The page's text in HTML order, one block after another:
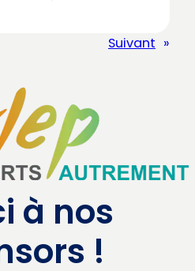
Suivant »
à nos
!